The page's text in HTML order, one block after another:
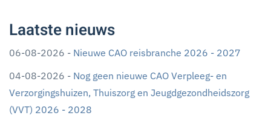
Laatste nieuws
06-08-2026 - Nieuwe CAO reisbranche 2026 - 2027
04-08-2026 - Nog geen nieuwe CAO Verpleeg- en
Verzorgingshuizen, Thuiszorg en Jeugdgezondheidszorg
(VVT) 2026 - 2028